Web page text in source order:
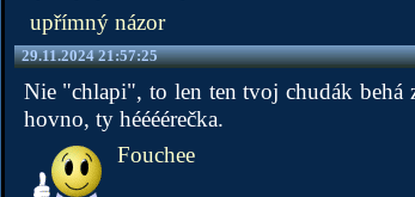
upřímný názor
29.11.2024 21:57:25
Nie "chlapi", to len ten tvoj chudák behá
hovno, ty héééérečka.
Fouchee